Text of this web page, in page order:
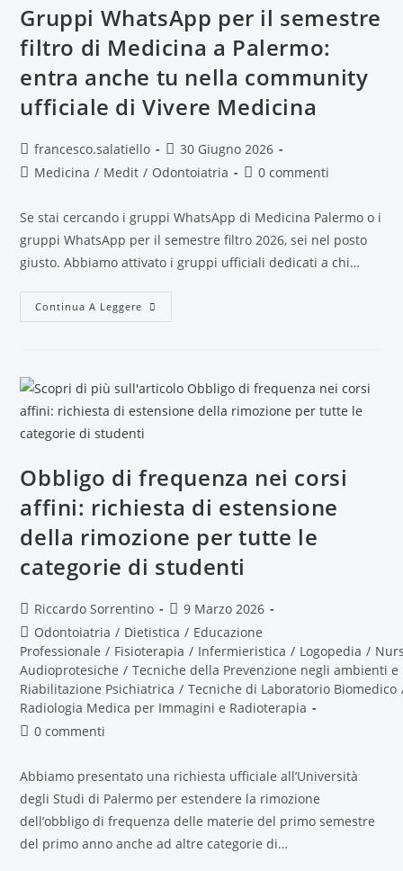
Gruppi WhatsApp per il semestre
filtro di Medicina a Palermo:
entra anche tu nella community
ufficiale di Vivere Medicina
francesco.salatiello
30 Giugno 2026
Medicina / Medit / Odontoiatria 0 commenti
Se stai cercando i gruppi WhatsApp di Medicina Palermo o i
gruppi WhatsApp per il semestre filtro 2026, sei nel posto
giusto. Abbiamo attivato i gruppi ufficiali dedicati a chi…
Continua A Leggere
Obbligo di frequenza nei corsi
affini: richiesta di estensione
della rimozione per tutte le
categorie di studenti
Riccardo Sorrentino
9 Marzo 2026
Odontoiatria / Dietistica / Educazione
Professionale / Fisioterapia / Infermieristica / Logopedia /
Audioprotesiche / Tecniche della Prevenzione negli ambienti
Riabilitazione Psichiatrica / Tecniche di Laboratorio Biomedico
Radiologia Medica per Immagini e Radioterapia
0 commenti
Abbiamo presentato una richiesta ufficiale all’Università
degli Studi di Palermo per estendere la rimozione
dell’obbligo di frequenza delle materie del primo semestre
del primo anno anche ad altre categorie di…